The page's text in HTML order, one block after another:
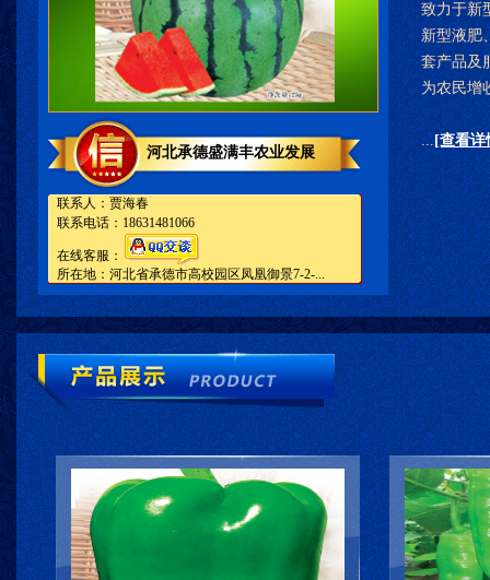
河北承德盛满丰农业发展
联系人：贾海春
联系电话：18631481066
在线客服：
所在地：河北省承德市高校园区凤凰御景7-2-...
致力于新
新型液肥
套产品及
为农民增
...[查看详